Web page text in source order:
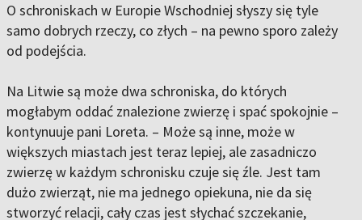
O schroniskach w Europie Wschodniej słyszy się tyle
samo dobrych rzeczy, co złych – na pewno sporo zależy
od podejścia.
Na Litwie są może dwa schroniska, do których
mogłabym oddać znalezione zwierzę i spać spokojnie –
kontynuuje pani Loreta. – Może są inne, może w
większych miastach jest teraz lepiej, ale zasadniczo
zwierzę w każdym schronisku czuje się źle. Jest tam
dużo zwierząt, nie ma jednego opiekuna, nie da się
stworzyć relacji, cały czas jest słychać szczekanie,